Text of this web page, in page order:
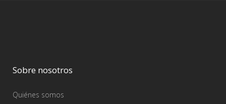
Sobre nosotros
Quiénes somos